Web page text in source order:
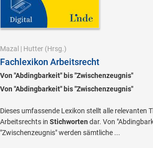
Mazal | Hutter (Hrsg.)
Fachlexikon Arbeitsrecht
Von "Abdingbarkeit" bis "Zwischenzeugnis"
Von "Abdingbarkeit" bis "Zwischenzeugnis"
Dieses umfassende Lexikon stellt alle relevanten
Arbeitsrechts in Stichworten dar. Von
"Zwischenzeugnis" werden sämtliche ...